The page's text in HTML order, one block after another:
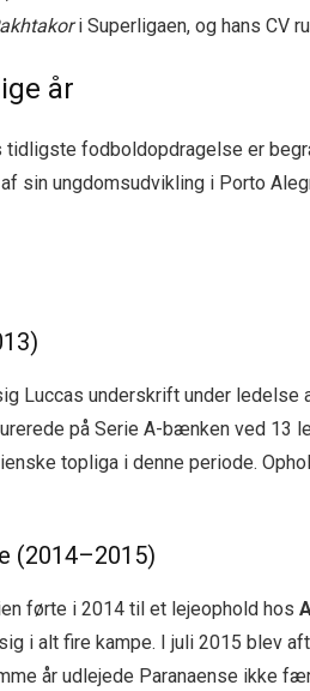
i Superligaen, og hans CV
år
tidligste fodboldopdragelse er
sin ungdomsudvikling i Porto
Luccas underskrift under
på Serie A-bænken ved 13
topliga i denne periode.
(2014–2015)
førte i 2014 til et lejeophold hos
i alt fire kampe. I juli 2015 blev
år udlejede Paranaense ikke